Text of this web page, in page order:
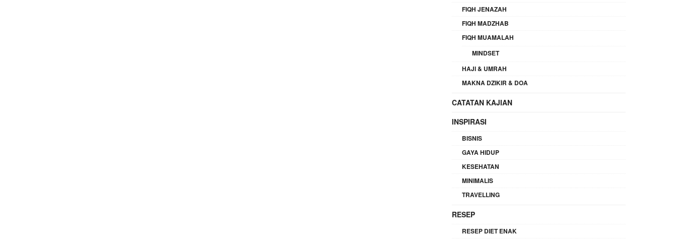
FIQH JENAZAH
FIQH MADZHAB
FIQH MUAMALAH
MINDSET
HAJI & UMRAH
MAKNA DZIKIR & DOA
CATATAN KAJIAN
INSPIRASI
BISNIS
GAYA HIDUP
KESEHATAN
MINIMALIS
TRAVELLING
RESEP
RESEP DIET ENAK